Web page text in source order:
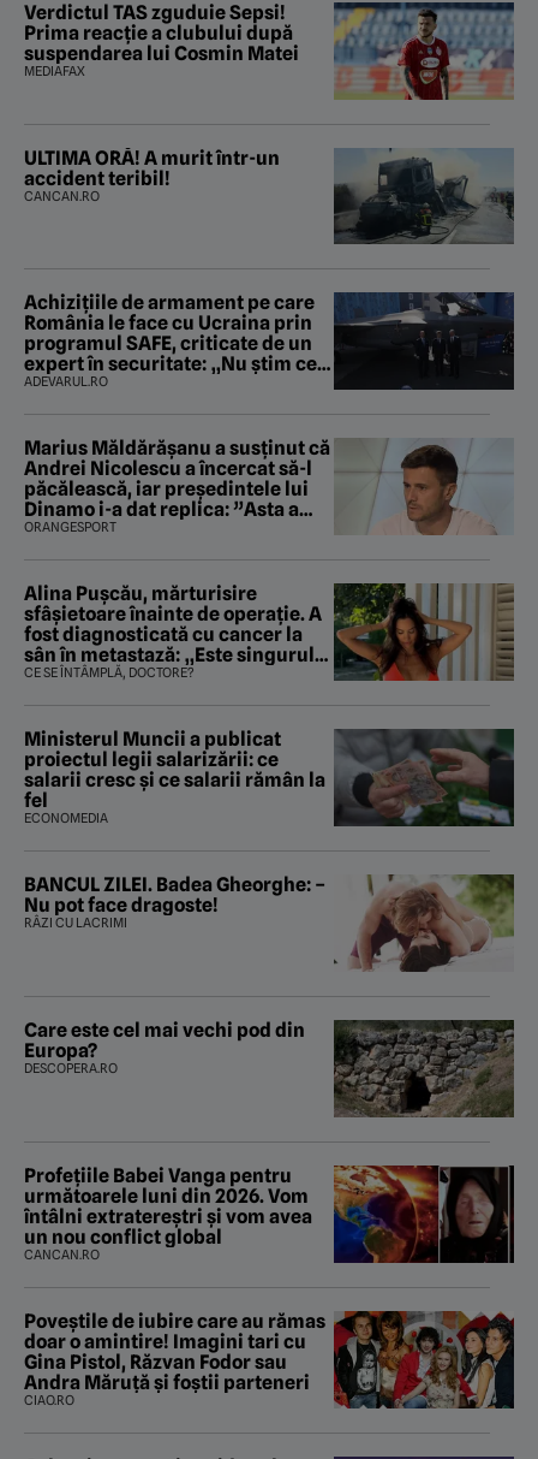
Verdictul TAS zguduie Sepsi!
Prima reacție a clubului după
suspendarea lui Cosmin Matei
MEDIAFAX
ULTIMA ORĂ! A murit într-un
accident teribil!
CANCAN.RO
Achizițiile de armament pe care
România le face cu Ucraina prin
programul SAFE, criticate de un
expert în securitate: „Nu știm ce
arme ne trebuie”
ADEVARUL.RO
Marius Măldărăşanu a susţinut că
Andrei Nicolescu a încercat să-l
păcălească, iar preşedintele lui
Dinamo i-a dat replica: ”Asta a
fost istoria”
ORANGESPORT
Alina Pușcău, mărturisire
sfâșietoare înainte de operație. A
fost diagnosticată cu cancer la
sân în metastază: „Este singurul
tratament care o să mă ajute să
CE SE ÎNTÂMPLĂ, DOCTORE?
Ministerul Muncii a publicat
proiectul legii salarizării: ce
salarii cresc și ce salarii rămân la
fel
ECONOMEDIA
BANCUL ZILEI. Badea Gheorghe: –
Nu pot face dragoste!
RÂZI CU LACRIMI
Care este cel mai vechi pod din
Europa?
DESCOPERA.RO
Profețiile Babei Vanga pentru
următoarele luni din 2026. Vom
întâlni extratereștri și vom avea
un nou conflict global
CANCAN.RO
Poveştile de iubire care au rămas
doar o amintire! Imagini tari cu
Gina Pistol, Răzvan Fodor sau
Andra Măruţă şi foştii parteneri
CIAO.RO